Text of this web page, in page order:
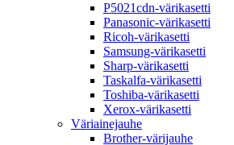
P5021cdn-värikasetti
Panasonic-värikasetti
Ricoh-värikasetti
Samsung-värikasetti
Sharp-värikasetti
Taskalfa-värikasetti
Toshiba-värikasetti
Xerox-värikasetti
Väriainejauhe
Brother-värijauhe